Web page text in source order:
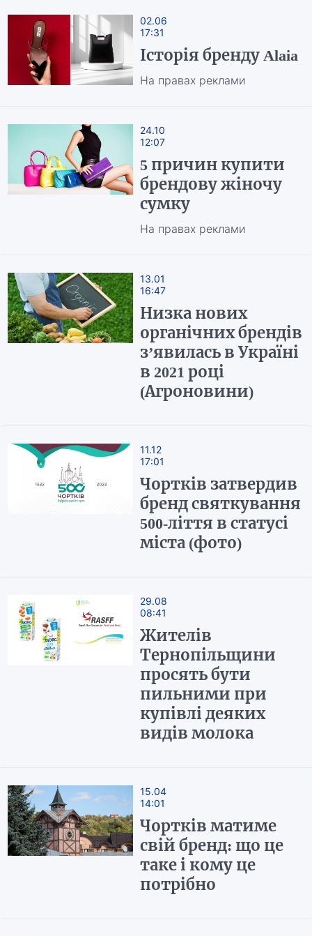
02.06
17:31
Історія бренду Alaia
На правах реклами
24.10
12:07
5 причин купити
брендову жіночу
сумку
На правах реклами
13.01
16:47
Низка нових
органічних брендів
з’явилась в Україні
в 2021 році
(Агроновини)
11.12
17:01
Чортків затвердив
бренд святкування
500-ліття в статусі
міста (фото)
29.08
08:41
Жителів
Тернопільщини
просять бути
пильними при
купівлі деяких
видів молока
15.04
14:01
Чортків матиме
свій бренд: що це
таке і кому це
потрібно